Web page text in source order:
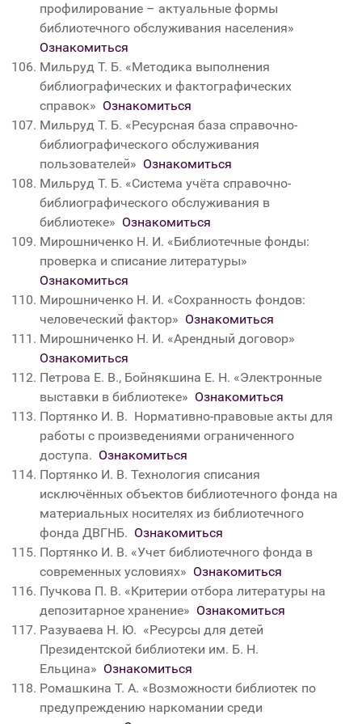
профилирование – актуальные формы
библиотечного обслуживания населения»
Ознакомиться
Мильруд Т. Б. «Методика выполнения
библиографических и фактографических
справок» Ознакомиться
Мильруд Т. Б. «Ресурсная база справочно-
библиографического обслуживания
пользователей» Ознакомиться
Мильруд Т. Б. «Система учёта справочно-
библиографического обслуживания в
библиотеке» Ознакомиться
Мирошниченко Н. И. «Библиотечные фонды:
проверка и списание литературы»
Ознакомиться
Мирошниченко Н. И. «Сохранность фондов:
человеческий фактор» Ознакомиться
Мирошниченко Н. И. «Арендный договор»
Ознакомиться
Петрова Е. В., Бойнякшина Е. Н. «Электронные
выставки в библиотеке» Ознакомиться
Портянко И. В. Нормативно-правовые акты для
работы с произведениями ограниченного
доступа. Ознакомиться
Портянко И. В. Технология списания
исключённых объектов библиотечного фонда на
материальных носителях из библиотечного
фонда ДВГНБ. Ознакомиться
Портянко И. В. «Учет библиотечного фонда в
современных условиях» Ознакомиться
Пучкова П. В. «Критерии отбора литературы на
депозитарное хранение» Ознакомиться
Разуваева Н. Ю. «Ресурсы для детей
Президентской библиотеки им. Б. Н.
Ельцина» Ознакомиться
Ромашкина Т. А. «Возможности библиотек по
предупреждению наркомании среди